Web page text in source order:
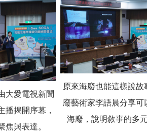
大愛電視新聞
播揭開序幕，
焦與表達。
原來海廢也能這樣說故
廢藝術家李語晨分享可
海廢，說明敘事的多